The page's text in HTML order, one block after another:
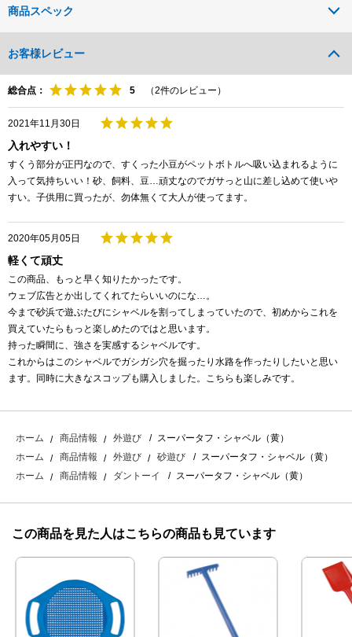
商品スペック
お客様レビュー
総合点： （2件のレビュー）
2021年11月30日
入れやすい！
すくう部分が正円なので、すくった小豆がペットボトルへ吸い込まれるように
入って気持ちいい！砂、飼料、豆…頑丈なのでガサっと山に差し込めて使いや
すい。子供用に買ったが、勿体無くて大人が使ってます。
2020年05月05日
軽くて頑丈
この商品、もっと早く知りたかったです。
ウェブ広告とか出してくれてたらいいのにな…。
今まで砂浜で遊ぶたびにシャベルを割ってしまっていたので、初めからこれを
買えていたらもっと楽しめたのではと思います。
持った瞬間に、強さを実感するシャベルです。
これからはこのシャベルでガシガシ穴を掘ったり水路を作ったりしたいと思い
ます。同時に大きなスコップも購入しました。こちらも楽しみです。
ホーム 商品情報 外遊び
スーパータフ・シャベル（黄）
ホーム
商品情報 外遊び 砂遊び
スーパータフ・シャベル（黄）
ホーム
商品情報 ダントーイ スーパータフ・シャベル（黄）
この商品を見た人はこちらの商品も見ています